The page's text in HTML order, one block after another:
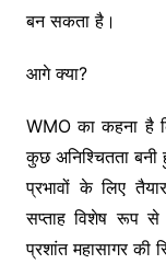
बन सकता है।
आगे क्या?
WMO का कहना है
कुछ अनिश्चितता
प्रभावों के लिए
सप्ताह विशेष रूप से
प्रशांत महासागर की